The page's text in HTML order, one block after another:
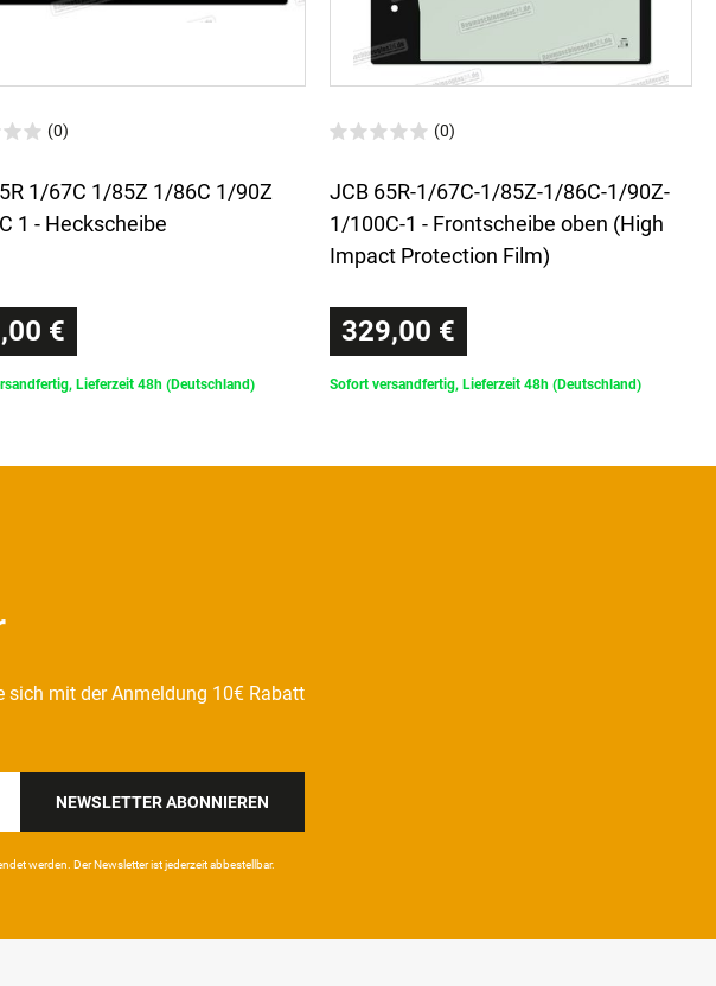
(0)
1/67C 1/85Z 1/86C 1/90Z
1 - Heckscheibe
€
Lieferzeit 48h (Deutschland)
(0)
JCB 65R-1/67C-1/85Z-1/86C-1/90Z-
1/100C-1 - Frontscheibe oben (High
Impact Protection Film)
329,00 €
Sofort versandfertig, Lieferzeit 48h (Deutschland)
sich mit der Anmeldung 10€ Rabatt
NEWSLETTER ABONNIEREN
werden. Der News­letter ist jeder­zeit ab­bestel­lbar.